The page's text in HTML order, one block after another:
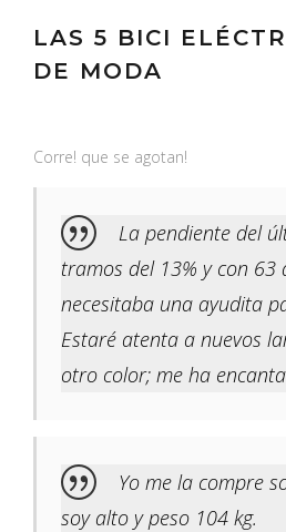
LAS 5 BICI
DE MODA
Corre! que se agotan!
La pendiente del
tramos del 13% y con 63
necesitaba una ayudita
Estaré atenta a nuevos
otro color; me ha
Yo me la compre
soy alto y peso 104 kg.